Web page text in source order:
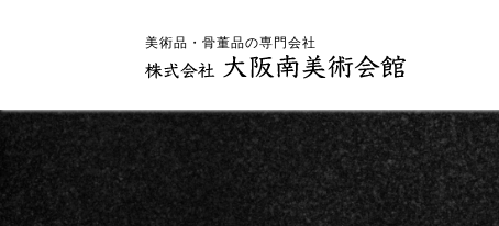
美術品・骨董品の専門会社